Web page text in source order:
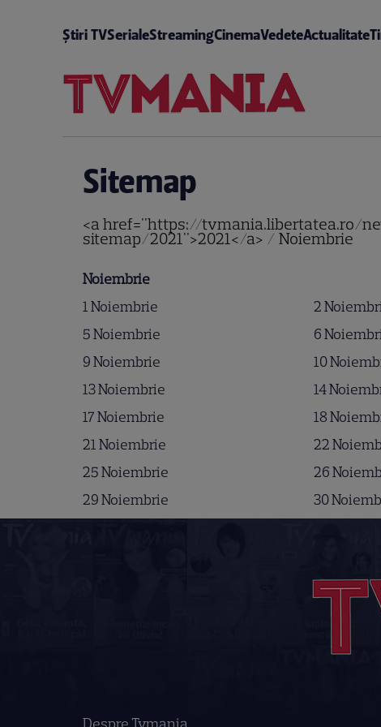
Știri TVSerialeStreamingCinemaVedeteActualitate
Sitemap
<a href="https://tvmania.libertatea.ro/
sitemap/2021">2021</a> / Noiembrie
Noiembrie
1 Noiembrie
2
5 Noiembrie
6
9 Noiembrie
10
13 Noiembrie
14
17 Noiembrie
18
21 Noiembrie
22
25 Noiembrie
26
29 Noiembrie
30